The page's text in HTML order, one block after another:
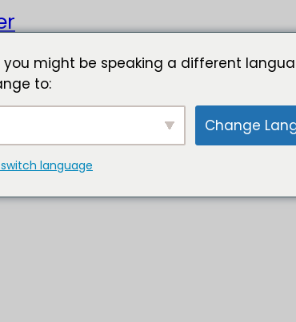
might be speaking a different
to:
Change
language